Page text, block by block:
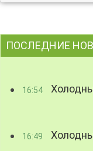
ПОСЛЕДНИЕ
16:54
16:49